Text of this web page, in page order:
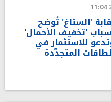
'الستاغ' تُوضح
'تخفيف الأحمال'
للاستثمار في
المتجدّدة